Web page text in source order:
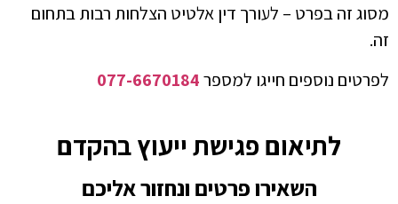
מסוג זה בפרט – לעורך דין אלטיט הצלחות רבות בתחום
זה.
לפרטים נוספים חייגו למספר077-6670184
לתיאום פגישת ייעוץ בהקדם
השאירו פרטים ונחזור אליכם